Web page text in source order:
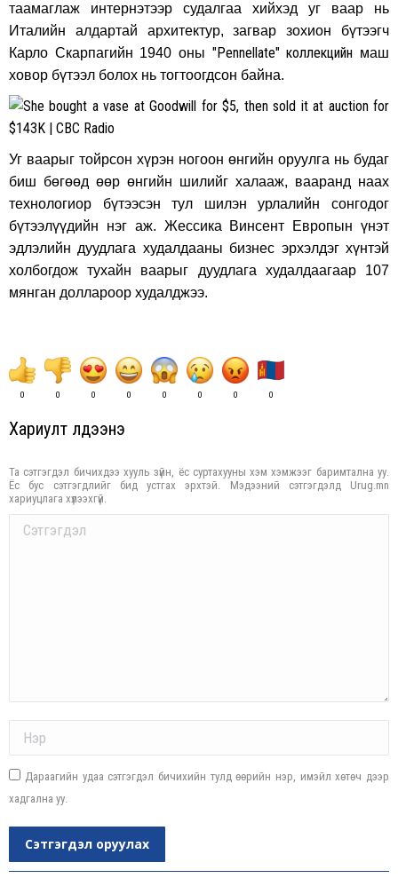
таамаглаж интернэтээр судалгаа хийхэд уг ваар нь
Италийн алдартай архитектур, загвар зохион бүтээгч
Карло Скарпагийн 1940 оны "Pennellate" коллекцийн маш
ховор бүтээл болох нь тогтоогдсон байна.
Уг ваарыг тойрсон хүрэн ногоон өнгийн оруулга нь будаг
биш бөгөөд өөр өнгийн шилийг халааж, вааранд наах
технологиор бүтээсэн тул шилэн урлалийн сонгодог
бүтээлүүдийн нэг аж. Жессика Винсент Европын үнэт
эдлэлийн дуудлага худалдааны бизнес эрхэлдэг хүнтэй
холбогдож тухайн ваарыг дуудлага худалдаагаар 107
мянган доллароор худалджээ.
0 0 0 0 0 0 0 0
Хариулт үлдээнэ үү
Та сэтгэгдэл бичихдээ хууль зүйн, ёс суртахууны хэм хэмжээг баримтална уу.
Ёс бус сэтгэгдлийг бид устгах эрхтэй. Мэдээний сэтгэгдэлд Urug.mn
хариуцлага хүлээхгүй.
Comment
Дараагийн удаа сэтгэгдэл бичихийн тулд өөрийн нэр, имэйл хөтөч дээр
хадгална уу.
Сэтгэгдэл оруулах